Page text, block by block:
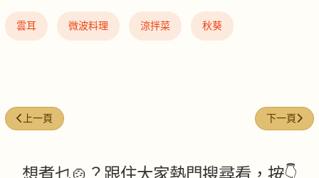
雲耳 微波料理 涼拌菜 秋葵
上一篇文章: 金銀嫩蛋爽口菠菜 (涼拌)
上一頁 下一篇文章
下一頁